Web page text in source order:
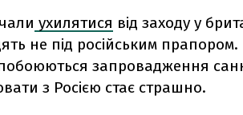
ухилятися від заходу у
не під російським прапором.
запровадження
з Росією стає страшно.